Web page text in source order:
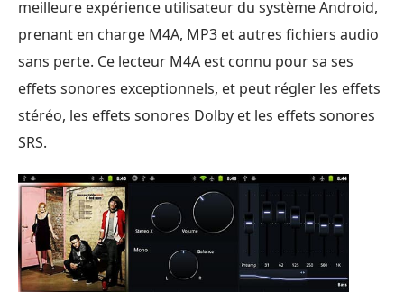
meilleure expérience utilisateur du système Android,
prenant en charge M4A, MP3 et autres fichiers audio
sans perte. Ce lecteur M4A est connu pour sa ses
effets sonores exceptionnels, et peut régler les effets
stéréo, les effets sonores Dolby et les effets sonores
SRS.